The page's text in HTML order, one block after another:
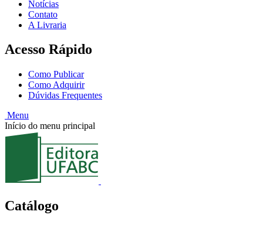
Notícias
Contato
A Livraria
Acesso Rápido
Como Publicar
Como Adquirir
Dúvidas Frequentes
Menu
Início do menu principal
Catálogo